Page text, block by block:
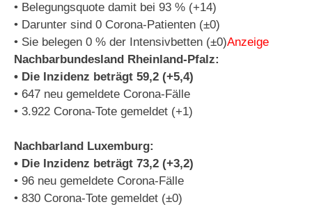
• Belegungsquote damit bei 93 % (+14)
• Darunter sind 0 Corona-Patienten (±0)
• Sie belegen 0 % der Intensivbetten (±0)Anzeige
Nachbarbundesland Rheinland-Pfalz:
• Die Inzidenz beträgt 59,2 (+5,4)
• 647 neu gemeldete Corona-Fälle
• 3.922 Corona-Tote gemeldet (+1)
Nachbarland Luxemburg:
• Die Inzidenz beträgt 73,2 (+3,2)
• 96 neu gemeldete Corona-Fälle
• 830 Corona-Tote gemeldet (±0)